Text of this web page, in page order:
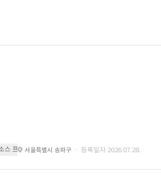
프레임워크를 기반으로 시스템을 구축
서울특별시 송파구 · 등록일자 2026.07.28.